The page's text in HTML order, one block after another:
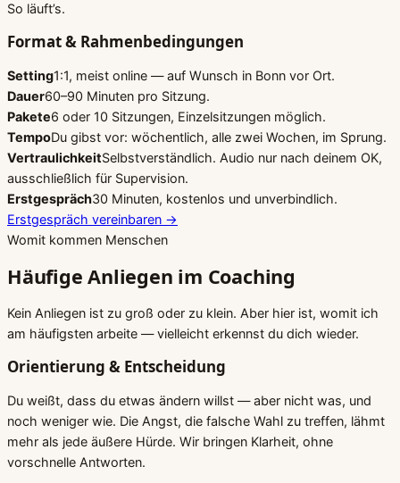
So läuft’s.
Format & Rahmenbedingungen
Setting1:1, meist online — auf Wunsch in Bonn vor Ort.
Dauer60–90 Minuten pro Sitzung.
Pakete6 oder 10 Sitzungen, Einzelsitzungen möglich.
TempoDu gibst vor: wöchentlich, alle zwei Wochen, im Sprung.
VertraulichkeitSelbstverständlich. Audio nur nach deinem OK,
ausschließlich für Supervision.
Erstgespräch30 Minuten, kostenlos und unverbindlich.
Erstgespräch vereinbaren →
Womit kommen Menschen
Häufige Anliegen im Coaching
Kein Anliegen ist zu groß oder zu klein. Aber hier ist, womit ich
am häufigsten arbeite — vielleicht erkennst du dich wieder.
Orientierung & Entscheidung
Du weißt, dass du etwas ändern willst — aber nicht was, und
noch weniger wie. Die Angst, die falsche Wahl zu treffen, lähmt
mehr als jede äußere Hürde. Wir bringen Klarheit, ohne
vorschnelle Antworten.